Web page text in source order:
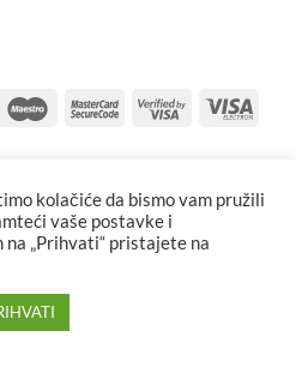
Maestro MasterCard
Visa
Visa
kolačiće da bismo vam pružili
vaše postavke i
„Prihvati“ pristajete na